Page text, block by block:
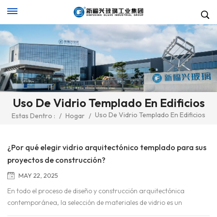
Uso De Vidrio Templado En Edificios
Estas Dentro : / Hogar / Uso De Vidrio Templado En Edificios
¿Por qué elegir vidrio arquitectónico templado para sus
proyectos de construcción?
MAY 22, 2025
En todo el proceso de diseño y construcción arquitectónica
contemporánea, la selección de materiales de vidrio es un
elemento clave, directamente relacionado con el rendimiento